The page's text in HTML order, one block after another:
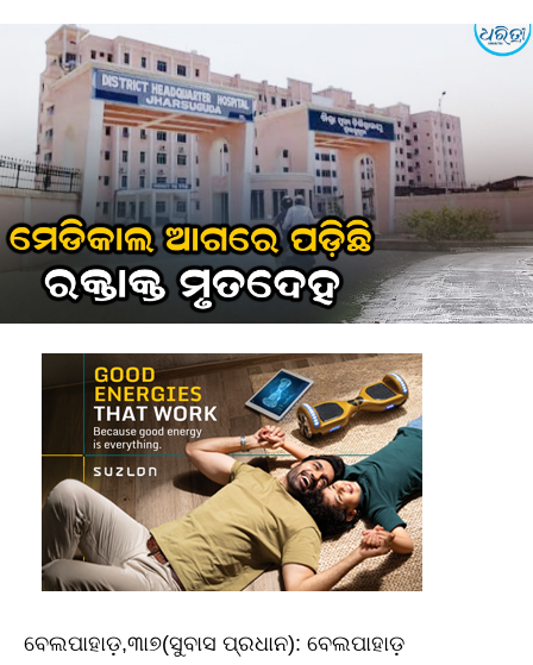
ବେଲପାହାଡ଼,୩ା୭(ସୁବାସ ପ୍ରଧାନ): ବେଲପାହାଡ଼